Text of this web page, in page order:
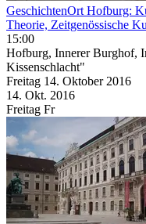
GeschichtenOrt Hofburg:
Theorie, Zeitgenössische
15:00
Hofburg, Innerer Burghof,
Kissenschlacht"
Freitag 14. Oktober 2016
14. Okt. 2016
Freitag Fr